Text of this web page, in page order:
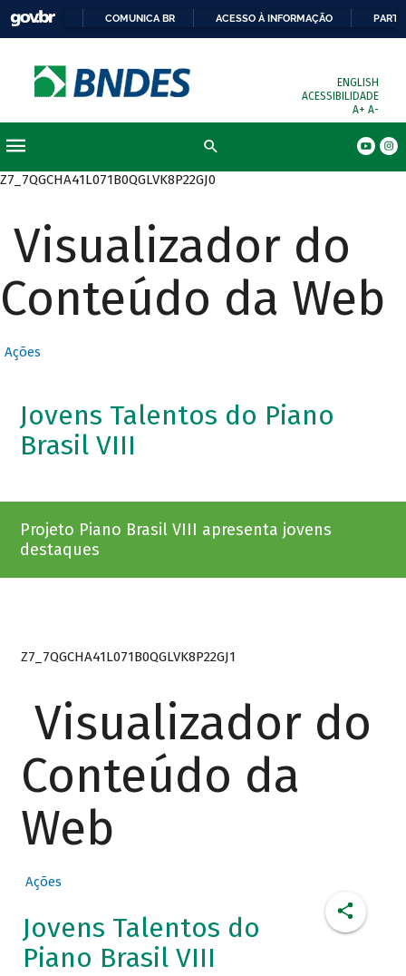
COMUNICA BR ACESSO À INFORMAÇÃO
ENGLISH
ACESSIBILIDADE
A+ A-
Z7_7QGCHA41L071B0QGLVK8P22GJ0
Visualizador do
Conteúdo da Web
Ações
Jovens Talentos do Piano
Brasil VIII
Projeto Piano Brasil VIII apresenta jovens
destaques
Z7_7QGCHA41L071B0QGLVK8P22GJ1
Visualizador do
Conteúdo da
Web
Ações
Jovens Talentos do
Piano Brasil VIII